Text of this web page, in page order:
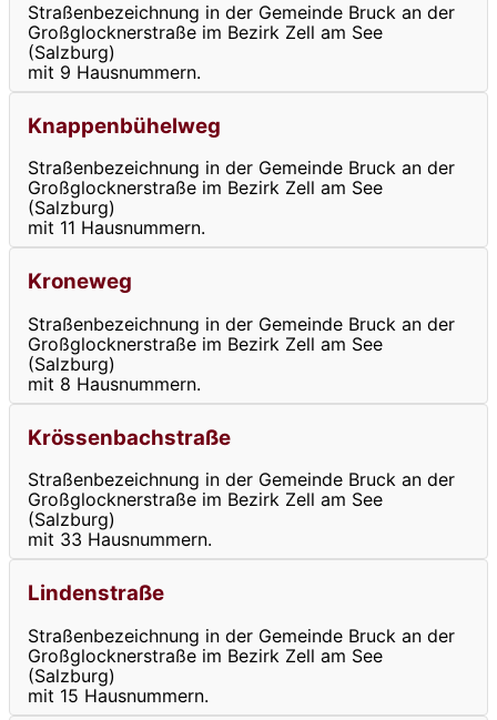
Straßenbezeichnung in der Gemeinde Bruck an der
Großglocknerstraße im Bezirk Zell am See
(Salzburg)
mit 9 Hausnummern.
Knappenbühelweg
Straßenbezeichnung in der Gemeinde Bruck an der
Großglocknerstraße im Bezirk Zell am See
(Salzburg)
mit 11 Hausnummern.
Kroneweg
Straßenbezeichnung in der Gemeinde Bruck an der
Großglocknerstraße im Bezirk Zell am See
(Salzburg)
mit 8 Hausnummern.
Krössenbachstraße
Straßenbezeichnung in der Gemeinde Bruck an der
Großglocknerstraße im Bezirk Zell am See
(Salzburg)
mit 33 Hausnummern.
Lindenstraße
Straßenbezeichnung in der Gemeinde Bruck an der
Großglocknerstraße im Bezirk Zell am See
(Salzburg)
mit 15 Hausnummern.